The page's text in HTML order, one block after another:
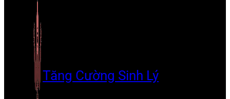
Tăng Cường Sinh Lý